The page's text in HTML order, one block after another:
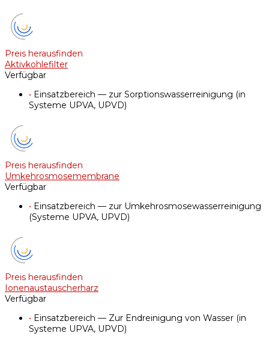
Preis herausfinden
Aktivkohlefilter
Verfügbar
• Einsatzbereich — zur Sorptionswasserreinigung (in
Systeme UPVA, UPVD)
Preis herausfinden
Umkehrosmosemembrane
Verfügbar
• Einsatzbereich — zur Umkehrosmosewasserreinigung
(Systeme UPVA, UPVD)
Preis herausfinden
Ionenaustauscherharz
Verfügbar
• Einsatzbereich — Zur Endreinigung von Wasser (in
Systeme UPVA, UPVD)